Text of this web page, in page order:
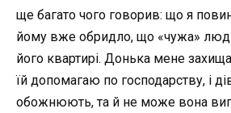
ще багато чого говорив: що я
йому вже обридло, що «чужа»
його квартирі. Донька мене
їй допомагаю по господарству, і
обожнюють, та й не може вона